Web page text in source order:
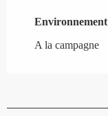
Environnement
Environnement
A la campagne